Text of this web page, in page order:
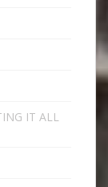
IT ALL